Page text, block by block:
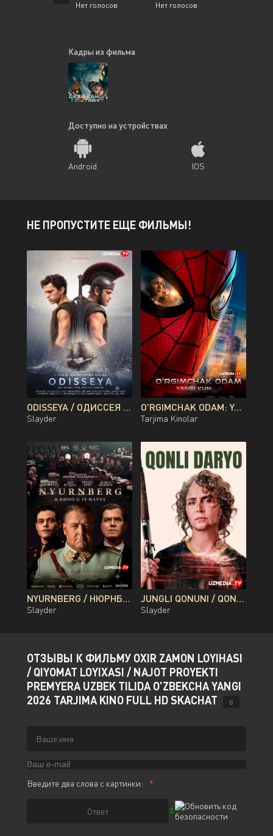
Нет голосов Нет голосов
Кадры из фильма
Доступно на устройствах
Android IOS
НЕ ПРОПУСТИТЕ ЕЩЕ ФИЛЬМЫ!
ODISSEYA / ОДИССЕЯ PREMYERA KRISTOFER NOLAN FILMI UZBEK TILIDA O'ZBEKCHA 2026 TARJIMA KINO FULL HD TAS-IX SKACHAT
Slayder
O'RGIMCHAK ODAM: YANGI KUN PREMYERA UZBEK TILIDA O'ZBEKCHA 2026 TARJIMA KINO FULL HD TAS-IX SKACHAT
Tarjima Kinolar
NYURNBERG / НЮРНБЕРГ / NUREMBERG PREMYERA UZBEK TILIDA O'ZBEKCHA 2026 TARJIMA KINO FULL HD TAS-IX SKACHAT
Slayder
JUNGLI QONUNI / QONLI DARYO / QON DARYOSI BRAZILIYA FILMI UZBEK TILIDA O'ZBEKCHA 2026 TARJIMA KINO FULL HD TAS-IX SKACHAT
Slayder
ОТЗЫВЫ К ФИЛЬМУ OXIR ZAMON LOYIHASI
/ QIYOMAT LOYIXASI / NAJOT PROYEKTI
PREMYERA UZBEK TILIDA O'ZBEKCHA YANGI
2026 TARJIMA KINO FULL HD SKACHAT
0
Введите два слова с картинки: